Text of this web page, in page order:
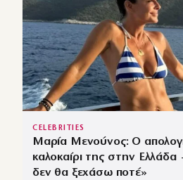
CELEBRITIES
Μαρία Μενούνος: Ο
καλοκαίρι της στην Ελλάδα
δεν θα ξεχάσω ποτέ»